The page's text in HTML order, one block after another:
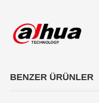
BENZER ÜRÜNLER